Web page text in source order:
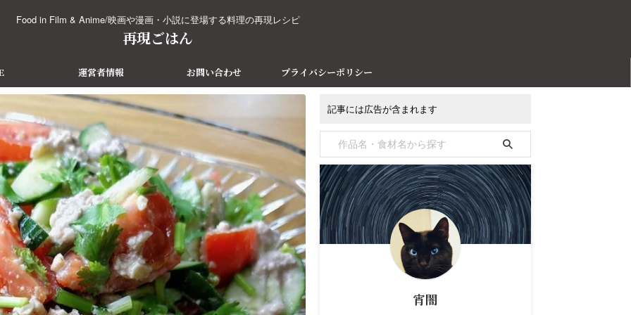
Food in Film & Anime/映画や漫画・小説に登場する料理の再現レシピ
再現ごはん
運営者情報 お問い合わせ プライバシーポリシー
記事には広告が含まれます
宵闇